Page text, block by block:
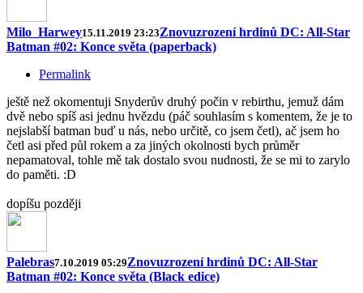
Milo_Harwey15.11.2019 23:23Znovuzrození hrdinů DC: All-Star
Batman #02: Konce světa (paperback)
Permalink
ještě než okomentuji Snyderův druhý počin v rebirthu, jemuž dám
dvě nebo spíš asi jednu hvězdu (páč souhlasím s komentem, že je to
nejslabší batman buď u nás, nebo určitě, co jsem četl), ač jsem ho
četl asi před půl rokem a za jiných okolnosti bych průměr
nepamatoval, tohle mě tak dostalo svou nudnosti, že se mi to zarylo
do paměti. :D
dopíšu později
Palebras7.10.2019 05:29Znovuzrození hrdinů DC: All-Star
Batman #02: Konce světa (Black edice)